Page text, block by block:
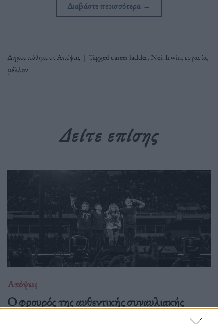
Διαβάστε περισσότερα →
Δημοσιεύθηκε σεΑπόψεις | Taggedcareer ladder, Neil Irwin, εργασία,
μέλλον
Δείτε επίσης
Απόψεις
O φρουρός της αυθεντικής συναυλιακής
πίστης